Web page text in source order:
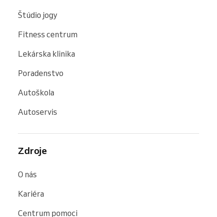
Štúdio jogy
Fitness centrum
Lekárska klinika
Poradenstvo
Autoškola
Autoservis
Zdroje
O nás
Kariéra
Centrum pomoci